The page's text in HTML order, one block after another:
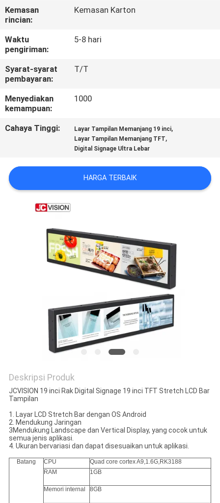
HUBUNGI
KAMI
BERITA
SEMUA
KASUS
QUOTE
SUATU
SITEMAP
KEBIJAKAN
PRIVASI
Kemasan
rincian:
Kemasan Karton
Waktu
pengiriman:
5-8 hari
Syarat-syarat
pembayaran:
T/T
Menyediakan
kemampuan:
1000
Cahaya Tinggi: Layar Tampilan Memanjang 19 inci,
Layar Tampilan Memanjang TFT,
Digital Signage Ultra Lebar
HARGA TERBAIK
Deskripsi Produk
JCVISION 19 inci Rak Digital Signage 19 inci TFT Stretch LCD Bar
Tampilan
1. Layar LCD Stretch Bar dengan OS Android
2. Mendukung Jaringan
3Mendukung Landscape dan Vertical Display, yang cocok untuk
semua jenis aplikasi.
4. Ukuran bervariasi dan dapat disesuaikan untuk aplikasi.
Batang CPU
Quad core cortex A9,1.6G,RK3188
RAM
1GB
Memori internal 8GB